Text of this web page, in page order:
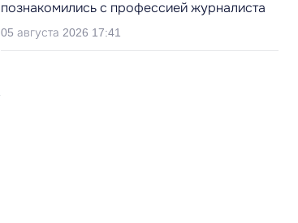
познакомились с профессией журналиста
05 августа 2026 17:41